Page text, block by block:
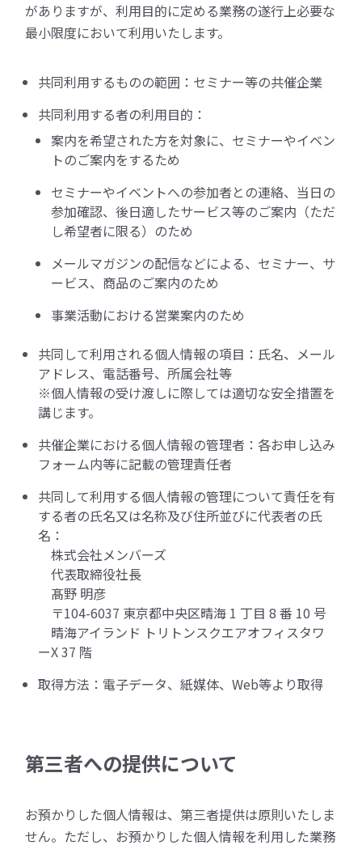
がありますが、利用目的に定める業務の遂行上必要な
最小限度において利用いたします。
共同利用するものの範囲：セミナー等の共催企業
共同利用する者の利用目的：
案内を希望された方を対象に、セミナーやイベン
トのご案内をするため
セミナーやイベントへの参加者との連絡、当日の
参加確認、後日適したサービス等のご案内（ただ
し希望者に限る）のため
メールマガジンの配信などによる、セミナー、サ
ービス、商品のご案内のため
事業活動における営業案内のため
共同して利用される個人情報の項目：氏名、メール
アドレス、電話番号、所属会社等
※個人情報の受け渡しに際しては適切な安全措置を
講じます。
共催企業における個人情報の管理者：各お申し込み
フォーム内等に記載の管理責任者
共同して利用する個人情報の管理について責任を有
する者の氏名又は名称及び住所並びに代表者の氏
名：
株式会社メンバーズ
代表取締役社長
髙野 明彦
〒104-6037 東京都中央区晴海 1 丁目 8 番 10 号
晴海アイランド トリトンスクエアオフィスタワ
ーX 37 階
取得方法：電子データ、紙媒体、Web等より取得
第三者への提供について
お預かりした個人情報は、第三者提供は原則いたしま
せん。ただし、お預かりした個人情報を利用した業務